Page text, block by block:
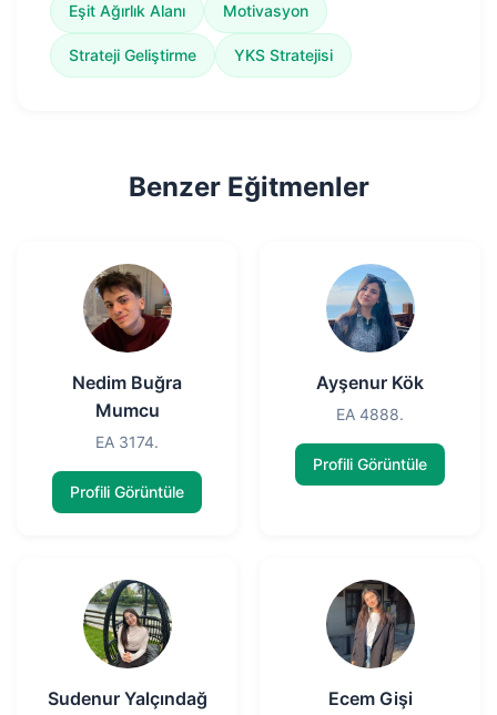
Eşit Ağırlık Alanı Motivasyon
Strateji Geliştirme YKS Stratejisi
Benzer Eğitmenler
Nedim Buğra
Mumcu
EA 3174.
Profili Görüntüle
Ayşenur Kök
EA 4888.
Profili Görüntüle
Sudenur Yalçındağ Ecem Gişi